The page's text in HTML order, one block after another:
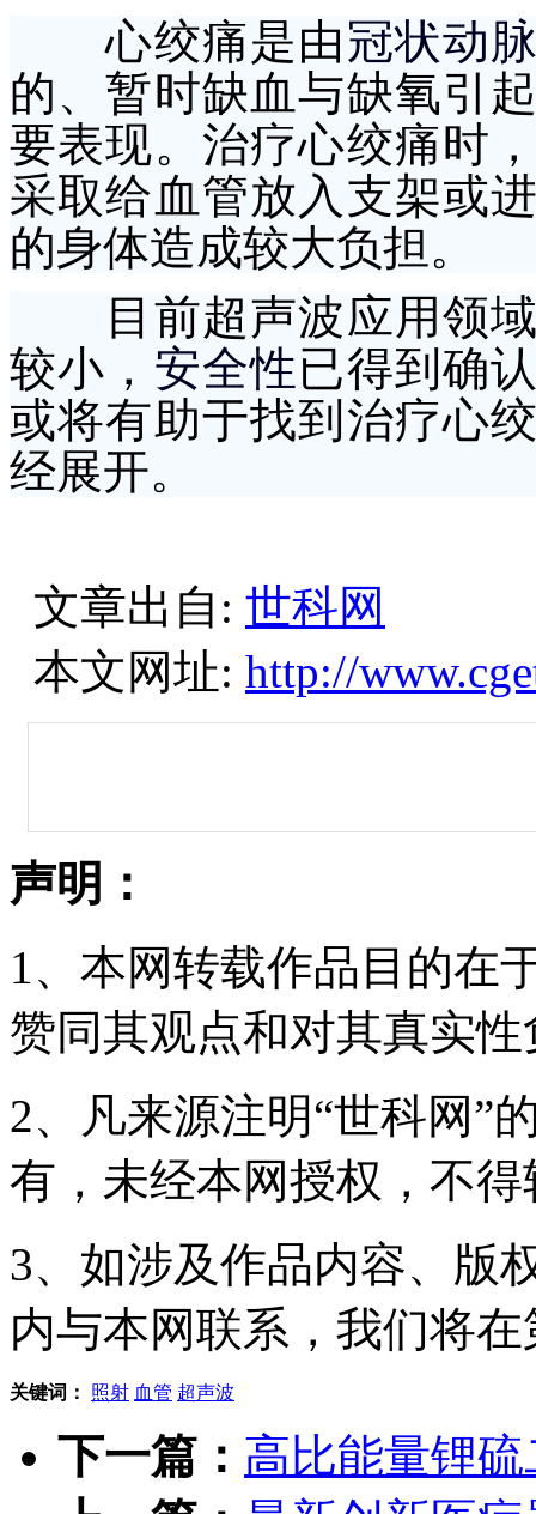
心绞痛是由冠状动
的、暂时缺血与缺氧引
要表现。治疗心绞痛时
采取给血管放入支架或
的身体造成较大负担。
目前超声波应用领域
较小， 安全性已得到确
或将有助于找到治疗心
经展开。
文章出自: 世科网
本文网址: http://
声明：
1、本网转载作品目的在
赞同其观点和对其真实性
2、凡来源注明“世科网”
有，未经本网授权，不
3、如涉及作品内容、版
内与本网联系，我们将
关键词： 照射 血管 超声波
下一篇： 高比能量锂